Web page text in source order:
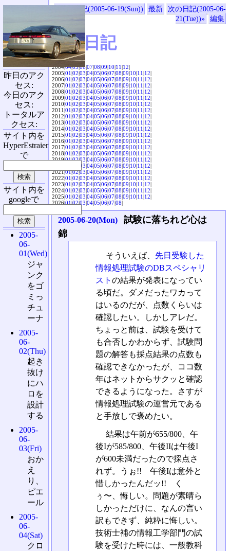
«前の日記(2005-06-19(Sun)) 最新
次の日記(2005-06-
21(Tue))»
編集
SVX日記
2004|04|05|06|07|08|09|10|11|12|
2005|01|02|03|04|05|06|07|08|09|10|11|12|
2006|01|02|03|04|05|06|07|08|09|10|11|12|
2007|01|02|03|04|05|06|07|08|09|10|11|12|
2008|01|02|03|04|05|06|07|08|09|10|11|12|
2009|01|02|03|04|05|06|07|08|09|10|11|12|
2010|01|02|03|04|05|06|07|08|09|10|11|12|
2011|01|02|03|04|05|06|07|08|09|10|11|12|
2012|01|02|03|04|05|06|07|08|09|10|11|12|
2013|01|02|03|04|05|06|07|08|09|10|11|12|
2014|01|02|03|04|05|06|07|08|09|10|11|12|
2015|01|02|03|04|05|06|07|08|09|10|11|12|
2016|01|02|03|04|05|06|07|08|09|10|11|12|
2017|01|02|03|04|05|06|07|08|09|10|11|12|
2018|01|02|03|04|05|06|07|08|09|10|11|12|
2019|01|02|03|04|05|06|07|08|09|10|11|12|
03|04|05|06|07|08|09|10|11|12|
2021|01|02|03|04|05|06|07|08|09|10|11|12|
2022|01|02|03|04|05|06|07|08|09|10|11|12|
2023|01|02|03|04|05|06|07|08|09|10|11|12|
2024|01|02|03|04|05|06|07|08|09|10|11|12|
2025|01|02|03|04|05|06|07|08|09|10|11|12|
2026|01|02|03|04|05|06|07|08|
2005-06-20(Mon)
試験に落ちれど心は
錦
そういえば、 先日受験した
情報処理試験のDBスペシャリ
スト の結果が発表になってい
る頃だ。ダメだったワカって
はいるのだが、点数くらいは
確認したい。しかしアレだ。
ちょっと前は、試験を受けて
も合否しかわからず、試験問
題の解答も採点結果の点数も
確認できなかったが、ココ数
年はネットからサクッと確認
できるようになった。さすが
情報処理試験の運営元である
と手放しで褒めたい。
結果は午前が655/800、午
後Iが585/800、午後IIは午後I
が600未満だったので採点さ
れず。うぉ!! 午後Iは意外と
惜しかったんだッ!! く
ぅ〜、悔しい。問題が素晴ら
しかっただけに、なんの言い
訳もできず、純粋に悔しい。
技術士補の情報工学部門の試
験を受けた時には、一般教科
昨日のアク
セス:
今日のアク
セス:
トータルア
クセス:
サイト内を
HyperEstraier
で
サイト内を
googleで
2005-
06-
01(Wed)
ジャ
ンク
をゴ
ミっ
チュ
ーナ
2005-
06-
02(Thu)
起き
抜け
にハ
ロを
設計
する
2005-
06-
03(Fri)
おか
え
り、
ピエ
ール
2005-
06-
04(Sat)
クロ